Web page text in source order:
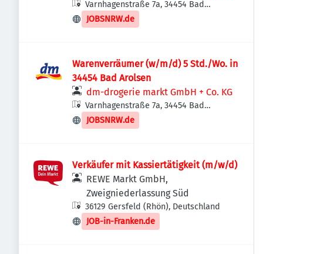
Varnhagenstraße 7a, 34454 Bad
Arolsen, Deutschland
JOBSNRW.de
Warenverräumer (w/m/d) 5 Std./Wo. in
34454 Bad Arolsen
dm-drogerie markt GmbH + Co. KG
Varnhagenstraße 7a, 34454 Bad
Arolsen, Deutschland
JOBSNRW.de
Verkäufer mit Kassiertätigkeit (m/w/d)
REWE Markt GmbH,
Zweigniederlassung Süd
36129 Gersfeld (Rhön), Deutschland
JOB-in-Franken.de